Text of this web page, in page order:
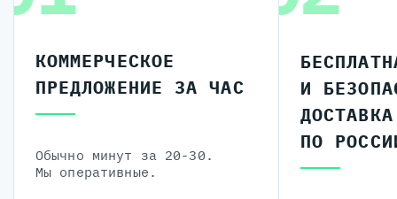
КОММЕРЧЕСКОЕ
ПРЕДЛОЖЕНИЕ ЗА ЧАС
Обычно минут за 20-30.
Мы оперативные.
И
ДОСТАВКА
ПО